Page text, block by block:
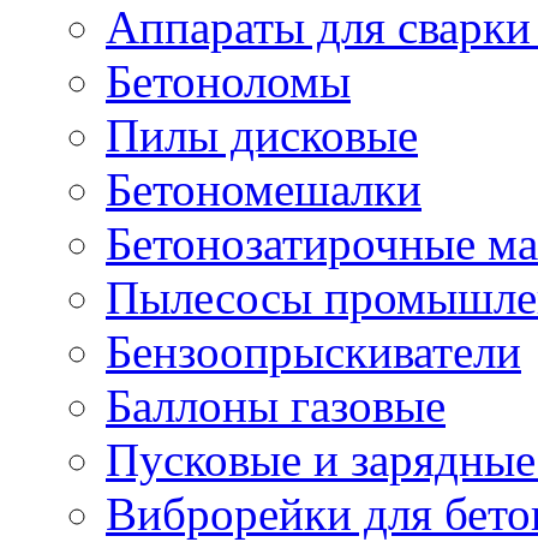
Аппараты для
Бетоноломы
Пилы дисковые
Бетономешалки
Бетонозатирочные
Пылесосы
Бензоопрыскиватели
Баллоны газовые
Пусковые и
Виброрейки для